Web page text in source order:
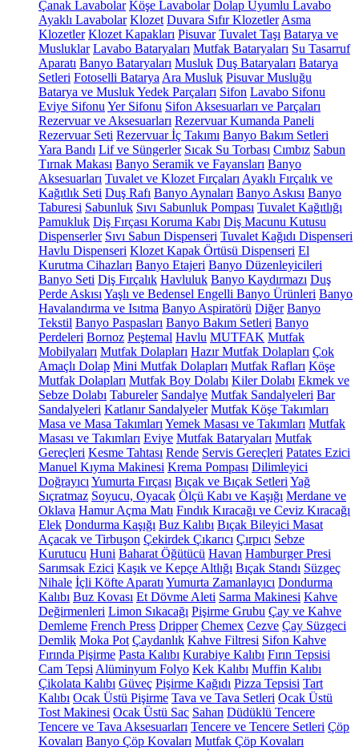
Çanak Lavabolar Köşe Lavabolar Dolap Uyumlu Lavabo
Ayaklı Lavabolar Klozet Duvara Sıfır Klozetler Asma
Klozetler Klozet Kapakları Pisuvar Tuvalet Taşı Batarya ve
Musluklar Lavabo Bataryaları Mutfak Bataryaları Su Tasarruf
Aparatı Banyo Bataryaları Musluk Duş Bataryaları Batarya
Setleri Fotoselli Batarya Ara Musluk Pisuvar Musluğu
Batarya ve Musluk Yedek Parçaları Sifon Lavabo Sifonu
Eviye Sifonu Yer Sifonu Sifon Aksesuarları ve Parçaları
Rezervuar ve Aksesuarları Rezervuar Kumanda Paneli
Rezervuar Seti Rezervuar İç Takımı Banyo Bakım Setleri
Yara Bandı Lif ve Süngerler Sıcak Su Torbası Cımbız Sabun
Tırnak Makası Banyo Seramik ve Fayansları Banyo
Aksesuarları Tuvalet ve Klozet Fırçaları Ayaklı Fırçalık ve
Kağıtlık Seti Duş Rafı Banyo Aynaları Banyo Askısı Banyo
Taburesi Sabunluk Sıvı Sabunluk Pompası Tuvalet Kağıtlığı
Pamukluk Diş Fırçası Koruma Kabı Diş Macunu Kutusu
Dispenserler Sıvı Sabun Dispenseri Tuvalet Kağıdı Dispenseri
Havlu Dispenseri Klozet Kapak Örtüsü Dispenseri El
Kurutma Cihazları Banyo Etajeri Banyo Düzenleyicileri
Banyo Seti Diş Fırçalık Havluluk Banyo Kaydırmazı Duş
Perde Askısı Yaşlı ve Bedensel Engelli Banyo Ürünleri Banyo
Havalandırma ve Isıtma Banyo Aspiratörü Diğer Banyo
Tekstil Banyo Paspasları Banyo Bakım Setleri Banyo
Perdeleri Bornoz Peştemal Havlu MUTFAK Mutfak
Mobilyaları Mutfak Dolapları Hazır Mutfak Dolapları Çok
Amaçlı Dolap Mini Mutfak Dolapları Mutfak Rafları Köşe
Mutfak Dolapları Mutfak Boy Dolabı Kiler Dolabı Ekmek ve
Sebze Dolabı Tabureler Sandalye Mutfak Sandalyeleri Bar
Sandalyeleri Katlanır Sandalyeler Mutfak Köşe Takımları
Masa ve Masa Takımları Yemek Masası ve Takımları Mutfak
Masası ve Takımları Eviye Mutfak Bataryaları Mutfak
Gereçleri Kesme Tahtası Rende Servis Gereçleri Patates Ezici
Manuel Kıyma Makinesi Krema Pompası Dilimleyici
Doğrayıcı Yumurta Fırçası Bıçak ve Bıçak Setleri Yağ
Sıçratmaz Soyucu, Oyacak Ölçü Kabı ve Kaşığı Merdane ve
Oklava Hamur Açma Matı Fındık Kıracağı ve Ceviz Kıracağı
Elek Dondurma Kaşığı Buz Kalıbı Bıçak Bileyici Masat
Açacak ve Tirbuşon Çekirdek Çıkarıcı Çırpıcı Sebze
Kurutucu Huni Baharat Öğütücü Havan Hamburger Presi
Sarımsak Ezici Kaşık ve Kepçe Altlığı Bıçak Standı Süzgeç
Nihale İçli Köfte Aparatı Yumurta Zamanlayıcı Dondurma
Kalıbı Buz Kovası Et Dövme Aleti Sarma Makinesi Kahve
Değirmenleri Limon Sıkacağı Pişirme Grubu Çay ve Kahve
Demleme French Press Dripper Chemex Cezve Çay Süzgeci
Demlik Moka Pot Çaydanlık Kahve Filtresi Sifon Kahve
Fırında Pişirme Pasta Kalıbı Kurabiye Kalıbı Fırın Tepsisi
Cam Tepsi Alüminyum Folyo Kek Kalıbı Muffin Kalıbı
Çikolata Kalıbı Güveç Pişirme Kağıdı Pizza Tepsisi Tart
Kalıbı Ocak Üstü Pişirme Tava ve Tava Setleri Ocak Üstü
Tost Makinesi Ocak Üstü Sac Sahan Düdüklü Tencere
Tencere ve Tava Aksesuarları Tencere ve Tencere Setleri Çöp
Kovaları Banyo Çöp Kovaları Mutfak Çöp Kovaları